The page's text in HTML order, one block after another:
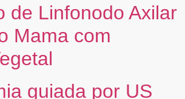
de Linfonodo Axilar
Mama com
guiada por US